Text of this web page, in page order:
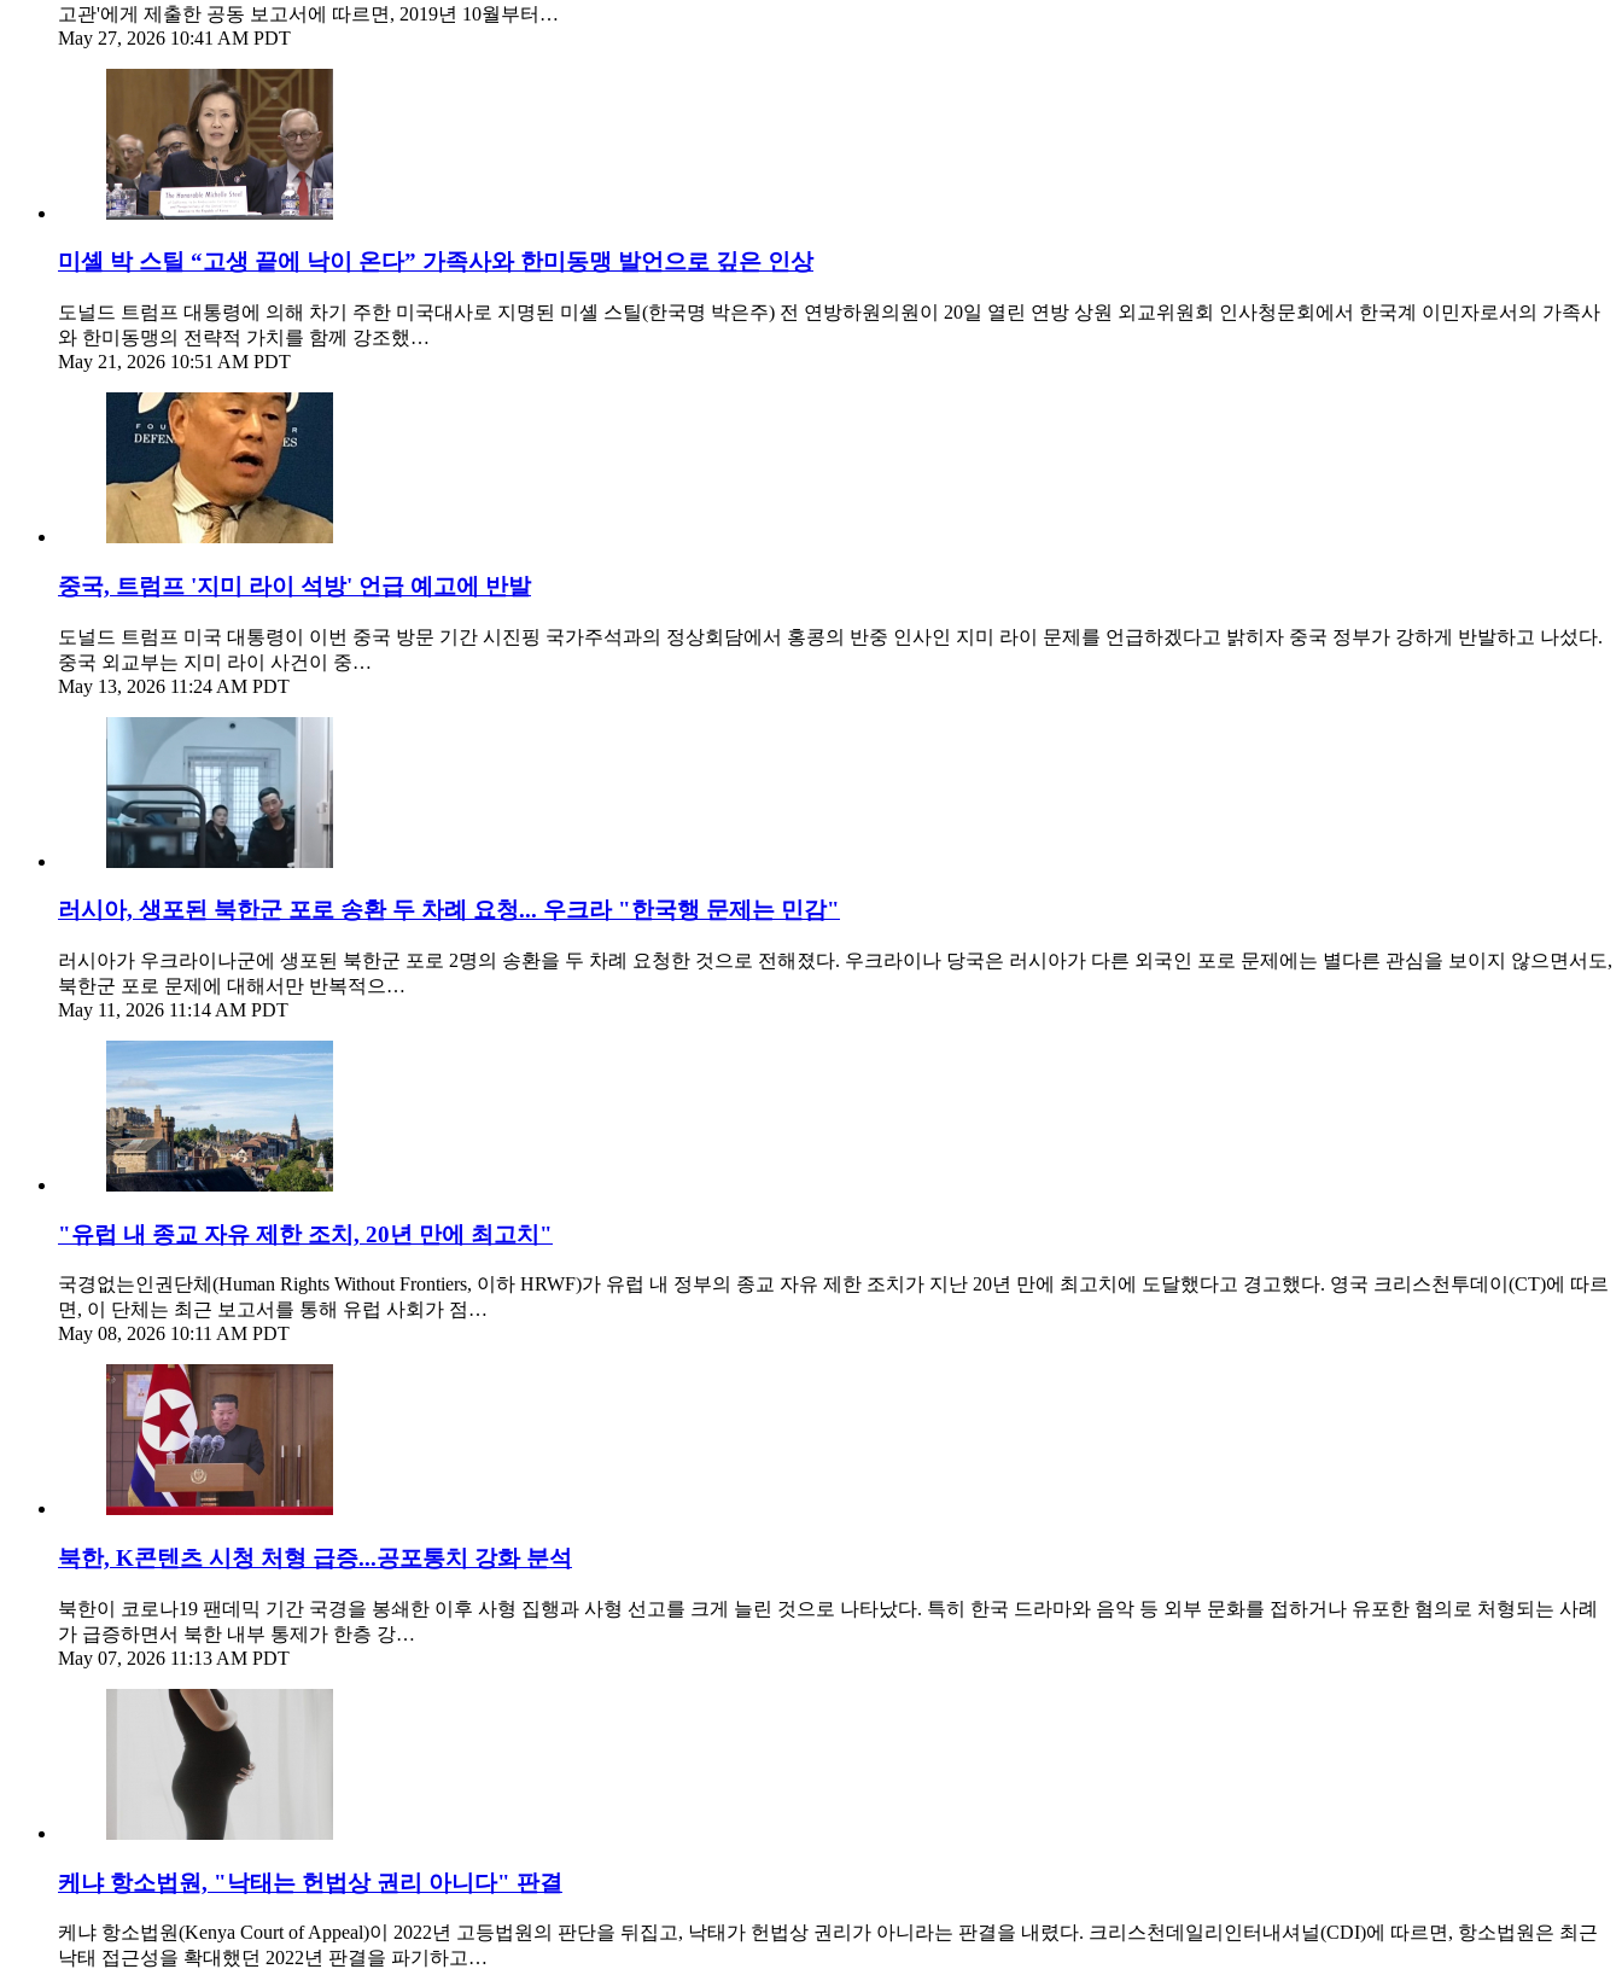
고관'에게 제출한 공동 보고서에 따르면, 2019년 10월부터…
May 27, 2026 10:41 AM PDT
미셸 박 스틸 “고생 끝에 낙이 온다” 가족사와 한미동맹 발언으로 깊은 인상
도널드 트럼프 대통령에 의해 차기 주한 미국대사로 지명된 미셸 스틸(한국명 박은주) 전 연방하원의원이 20일 열린 연방 상원 외교위원회 인사청문회에서 한국계 이민자로서의 가족사
와 한미동맹의 전략적 가치를 함께 강조했…
May 21, 2026 10:51 AM PDT
중국, 트럼프 '지미 라이 석방' 언급 예고에 반발
도널드 트럼프 미국 대통령이 이번 중국 방문 기간 시진핑 국가주석과의 정상회담에서 홍콩의 반중 인사인 지미 라이 문제를 언급하겠다고 밝히자 중국 정부가 강하게 반발하고 나섰다.
중국 외교부는 지미 라이 사건이 중…
May 13, 2026 11:24 AM PDT
러시아, 생포된 북한군 포로 송환 두 차례 요청... 우크라 "한국행 문제는 민감"
러시아가 우크라이나군에 생포된 북한군 포로 2명의 송환을 두 차례 요청한 것으로 전해졌다. 우크라이나 당국은 러시아가 다른 외국인 포로 문제에는 별다른 관심을 보이지 않으면서도,
북한군 포로 문제에 대해서만 반복적으…
May 11, 2026 11:14 AM PDT
"유럽 내 종교 자유 제한 조치, 20년 만에 최고치"
국경없는인권단체(Human Rights Without Frontiers, 이하 HRWF)가 유럽 내 정부의 종교 자유 제한 조치가 지난 20년 만에 최고치에 도달했다고 경고했다. 영국 크리스천투데이(CT)에 따르
면, 이 단체는 최근 보고서를 통해 유럽 사회가 점…
May 08, 2026 10:11 AM PDT
북한, K콘텐츠 시청 처형 급증...공포통치 강화 분석
북한이 코로나19 팬데믹 기간 국경을 봉쇄한 이후 사형 집행과 사형 선고를 크게 늘린 것으로 나타났다. 특히 한국 드라마와 음악 등 외부 문화를 접하거나 유포한 혐의로 처형되는 사례
가 급증하면서 북한 내부 통제가 한층 강…
May 07, 2026 11:13 AM PDT
케냐 항소법원, "낙태는 헌법상 권리 아니다" 판결
케냐 항소법원(Kenya Court of Appeal)이 2022년 고등법원의 판단을 뒤집고, 낙태가 헌법상 권리가 아니라는 판결을 내렸다. 크리스천데일리인터내셔널(CDI)에 따르면, 항소법원은 최근
낙태 접근성을 확대했던 2022년 판결을 파기하고…